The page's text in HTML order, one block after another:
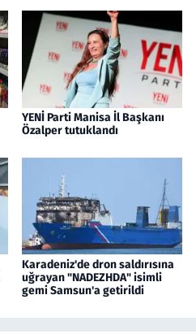
YENİ Parti Manisa İl Başkanı
Özalper tutuklandı
Karadeniz'de dron saldırısına
uğrayan "NADEZHDA" isimli
gemi Samsun'a getirildi